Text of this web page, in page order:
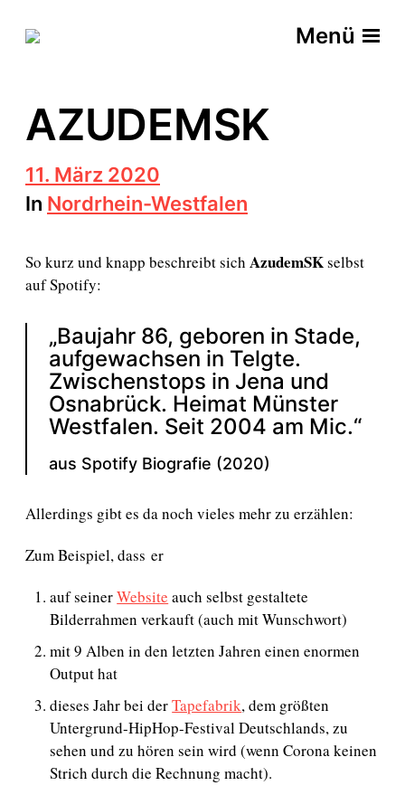
Menü
AZUDEMSK
B
e
i
a
g
d
11. März 2020
In Nordrhein-Westfalen
So kurz und knapp beschreibt sich AzudemSKselbst
auf Spotify:
„Baujahr 86, geboren in Stade,
aufgewachsen in Telgte.
Zwischenstops in Jena und
Osnabrück. Heimat Münster
Westfalen. Seit 2004 am Mic.“
aus Spotify Biografie (2020)
Allerdings gibt es da noch vieles mehr zu erzählen:
Zum Beispiel, dass er
auf seinerWebsite auch selbst gestaltete
Bilderrahmen verkauft (auch mit Wunschwort)
mit 9 Alben in den letzten Jahren einen enormen
Output hat
dieses Jahr bei derTapefabrik, dem größten
Untergrund-HipHop-Festival Deutschlands, zu
sehen und zu hören sein wird (wenn Corona keinen
Strich durch die Rechnung macht).